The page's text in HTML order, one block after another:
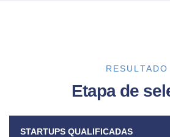
RESULTADO
Etapa de
STARTUPS QUALIFICADAS